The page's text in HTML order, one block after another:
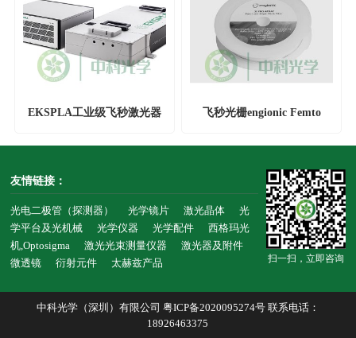
EKSPLA工业级飞秒激光器
飞秒光栅engionic Femto
友情链接：
光电二极管（探测器） 光学镜片 激光晶体
光
学平台及光机械
光学仪器 光学配件
西格玛光
机,Optosigma
激光光束测量仪器
激光器及附件
微透镜
衍射元件 太赫兹产品 扫一扫，立即咨询
中科光学（深圳）有限公司 粤ICP备2020095274号联系电话：
18926463375